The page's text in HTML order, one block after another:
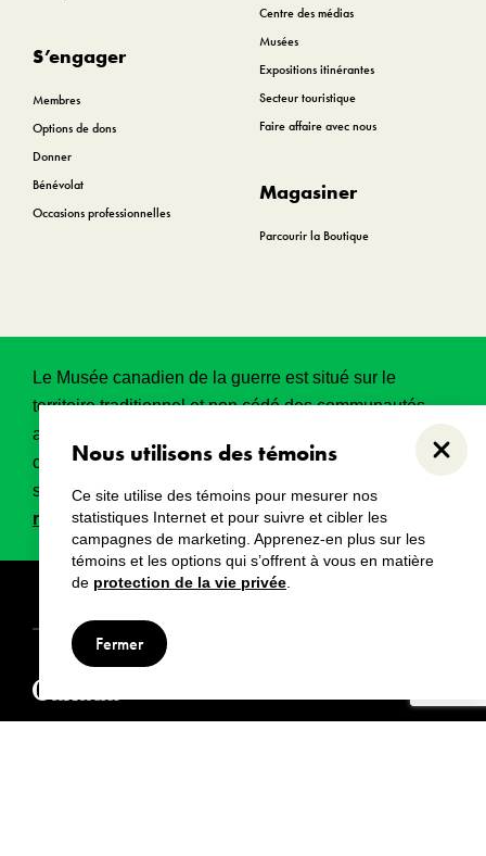
Nous utilisons des témoins
Ce site utilise des témoins pour mesurer nos
statistiques Internet et pour suivre et cibler les
campagnes de marketing. Apprenez-en plus sur les
témoins et les options qui s’offrent à vous en matière
de protection de la vie privée
Fermer
S’engager
Membres
Options de dons
Donner
Bénévolat
Occasions professionnelles
Centre des médias
Musées
Expositions itinérantes
Secteur touristique
Faire affaire avec nous
Magasiner
Parcourir la Boutique
Le Musée canadien de la guerre est situé sur le
territoire traditionnel et non cédé des communautés
algonquines Anishinabeg. Ce territoire a eu et
continue d’avoir une grande importance historique,
spirituelle et sacrée.Lire l’intégralité de la
reconnaissance territoriale.
Droits d’auteur Avertissements